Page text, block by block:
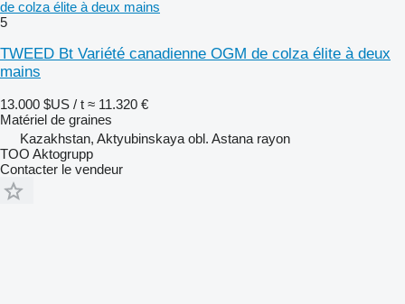
de colza élite à deux mains
5
TWEED Bt Variété canadienne OGM de colza élite à deux
mains
13.000 $US / t ≈ 11.320 €
Matériel de graines
Kazakhstan, Aktyubinskaya obl. Astana rayon
TOO Aktogrupp
Contacter le vendeur